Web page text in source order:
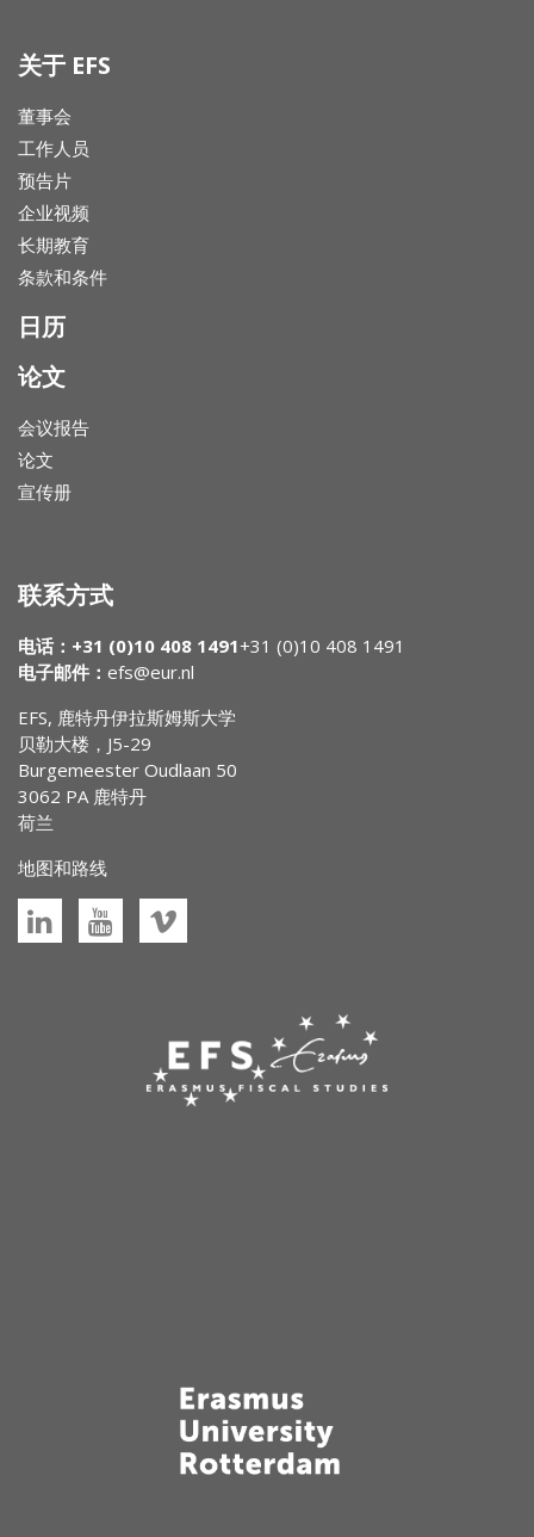
关于 EFS
董事会
工作人员
预告片
企业视频
长期教育
条款和条件
日历
论文
会议报告
论文
宣传册
联系方式
电话：+31 (0)10 408 1491+31 (0)10 408 1491
电子邮件： efs@eur.nl
EFS, 鹿特丹伊拉斯姆斯大学
贝勒大楼，J5-29
Burgemeester Oudlaan 50
3062 PA 鹿特丹
荷兰
地图和路线